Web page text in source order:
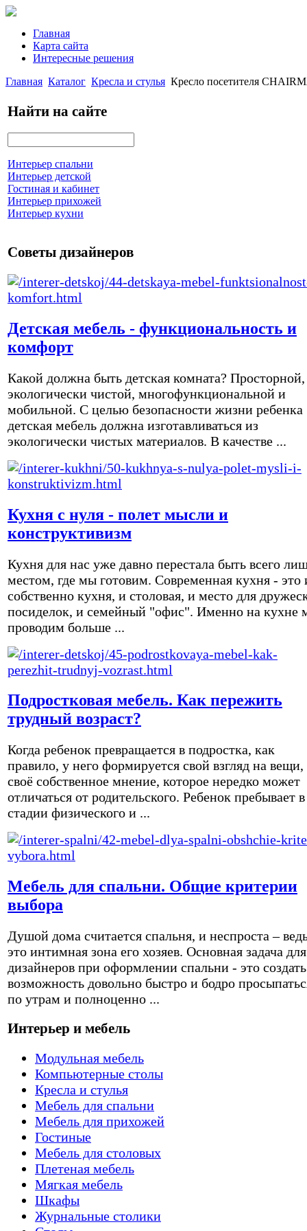
Главная
Карта сайта
Интересные решения
Главная Каталог Кресла и стулья Кресло посетителя
Найти на сайте
Интерьер спальни
Интерьер детской
Гостиная и кабинет
Интерьер прихожей
Интерьер кухни
Советы дизайнеров
Детская мебель - функциональность и
комфорт
Какой должна быть детская комната? Просторной,
экологически чистой, многофункциональной и
мобильной. С целью безопасности жизни ребенка
детская мебель должна изготавливаться из
экологически чистых материалов. В качестве ...
Кухня с нуля - полет мысли и
конструктивизм
Кухня для нас уже давно перестала быть всего
местом, где мы готовим. Современная кухня - это
собственно кухня, и столовая, и место для
посиделок, и семейный "офис". Именно на кухне
проводим больше ...
Подростковая мебель. Как пережить
трудный возраст?
Когда ребенок превращается в подростка, как
правило, у него формируется свой взгляд на вещи,
своё собственное мнение, которое нередко может
отличаться от родительского. Ребенок пребывает в
стадии физического и ...
Мебель для спальни. Общие критерии
выбора
Душой дома считается спальня, и неспроста –
это интимная зона его хозяев. Основная задача для
дизайнеров при оформлении спальни - это создать
возможность довольно быстро и бодро
по утрам и полноценно ...
Интерьер и мебель
Модульная мебель
Компьютерные столы
Кресла и стулья
Мебель для спальни
Мебель для прихожей
Гостиные
Мебель для столовых
Плетеная мебель
Мягкая мебель
Шкафы
Журнальные столики